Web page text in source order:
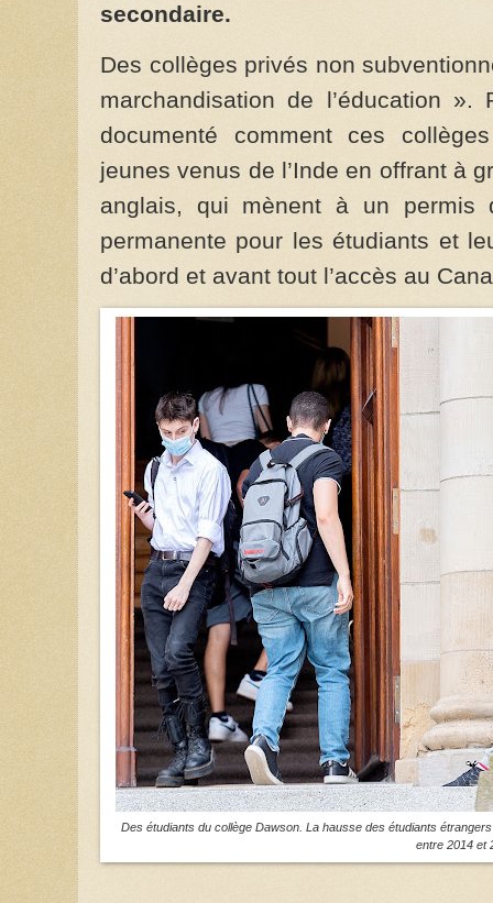
secondaire.
Des collèges privés non
marchandisation de l’éducation
documenté comment ces
jeunes venus de l’Inde en offrant à
anglais, qui mènent à un
permanente pour les étudiants et
d’abord et avant tout l’accès au
Des étudiants du collège Dawson. La hausse des étudiants
entre 2014 et